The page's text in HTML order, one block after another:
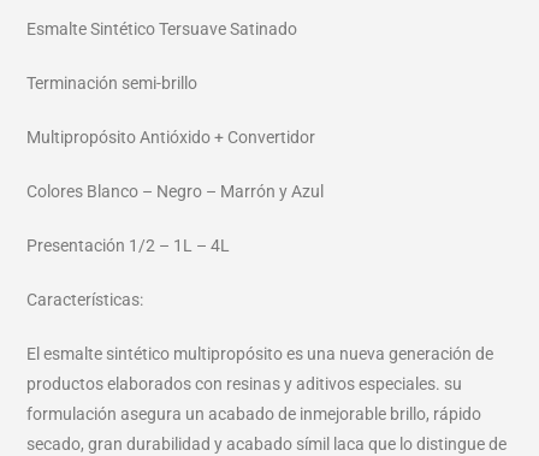
Esmalte Sintético Tersuave Satinado
Terminación semi-brillo
Multipropósito Antióxido + Convertidor
Colores Blanco – Negro – Marrón y Azul
Presentación 1/2 – 1L – 4L
Características:
El esmalte sintético multipropósito es una nueva generación de
productos elaborados con resinas y aditivos especiales. su
formulación asegura un acabado de inmejorable brillo, rápido
secado, gran durabilidad y acabado símil laca que lo distingue de